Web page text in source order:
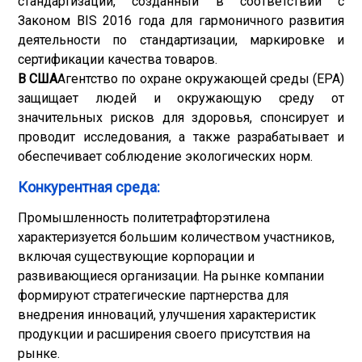
Законом BIS 2016 года для гармоничного развития
деятельности по стандартизации, маркировке и
сертификации качества товаров.
В СШААгентство по охране окружающей среды (EPA)
защищает людей и окружающую среду от
значительных рисков для здоровья, спонсирует и
проводит исследования, а также разрабатывает и
обеспечивает соблюдение экологических норм.
Конкурентная среда:
Промышленность политетрафторэтилена
характеризуется большим количеством участников,
включая существующие корпорации и
развивающиеся организации. На рынке компании
формируют стратегические партнерства для
внедрения инноваций, улучшения характеристик
продукции и расширения своего присутствия на
рынке.